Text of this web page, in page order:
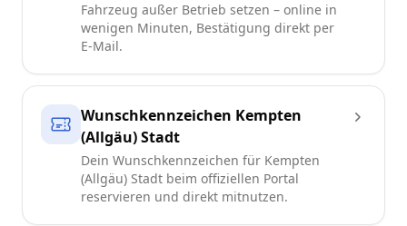
Fahrzeug außer Betrieb setzen – online in
wenigen Minuten, Bestätigung direkt per
E-Mail.
Wunschkennzeichen Kempten
(Allgäu) Stadt
Dein Wunschkennzeichen für Kempten
(Allgäu) Stadt beim offiziellen Portal
reservieren und direkt mitnutzen.